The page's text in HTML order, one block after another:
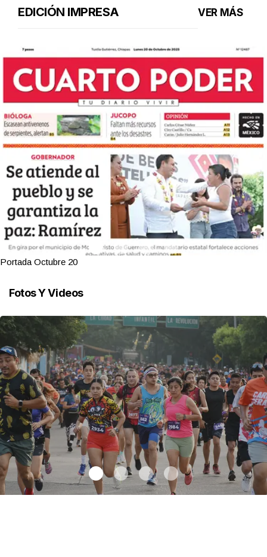
EDICIÓN IMPRESA VER MÁS
Portada Octubre 20
Fotos Y Videos